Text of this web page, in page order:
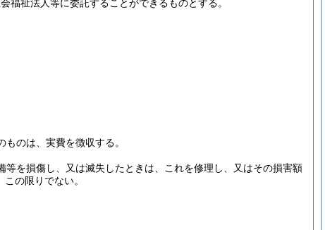
福祉法人等に委託することができるものとする。
のは、実費を徴収する。
を損傷し、又は滅失したときは、これを修理し、又はその損害額
の限りでない。